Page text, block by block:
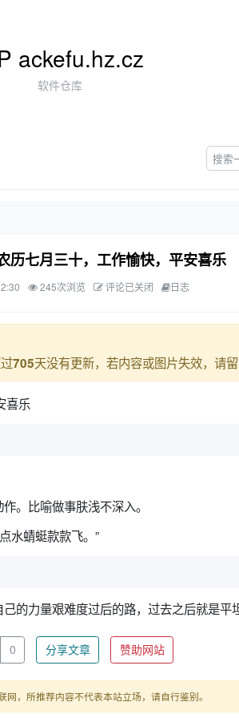
ackefu.hz.cz
软件仓库
历七月三十，工作愉快，平安喜乐
245次浏览 评论已关闭 日志
705天没有更新，若内容或图片失效，请
喜乐
。比喻做事肤浅不深入。
水蜻蜓款款飞。”
的力量艰难度过后的路，过去之后就是
0 分享文章 赞助网站
网，所推荐内容不代表本站立场，请自行鉴别。